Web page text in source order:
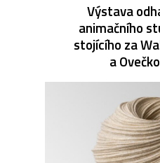
Výstava
animačního
stojícího za
a